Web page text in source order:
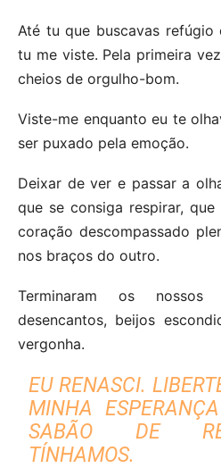
Até tu que buscavas refúgio
tu me viste. Pela primeira
cheios de orgulho-bom.
Viste-me enquanto eu te
ser puxado pela emoção.
Deixar de ver e passar a
que se consiga respirar,
coração descompassado
nos braços do outro.
Terminaram os
desencantos, beijos
vergonha.
EU RENASCI.
MINHA
SABÃO DE
TÍNHAMOS.